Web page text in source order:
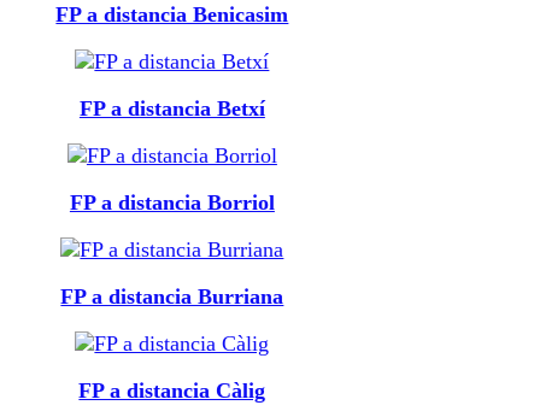
FP a distancia Benicasim
FP a distancia Betxí
FP a distancia Borriol
FP a distancia Burriana
FP a distancia Càlig